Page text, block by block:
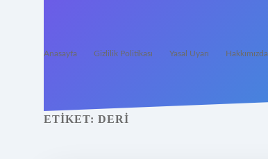
Anasayfa Gizlilik Politikası Yasal Uyarı Hakkımızda
ETIKET: DERI